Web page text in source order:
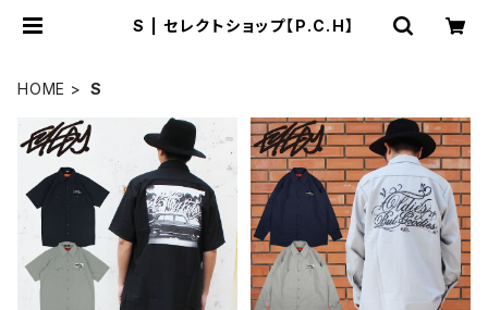
S | セレクトショップ【P.C.H】
HOME S